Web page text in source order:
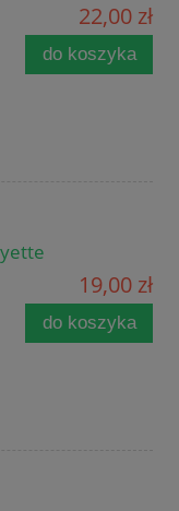
22,00 zł
do koszyka
19,00 zł
do koszyka